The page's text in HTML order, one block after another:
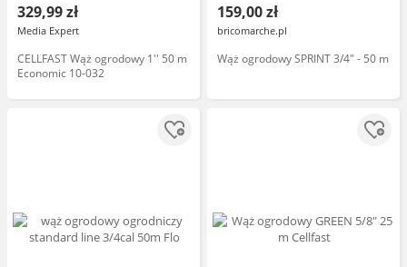
329,99 zł
Media Expert
CELLFAST Wąż ogrodowy 1'' 50 m
Economic 10-032
159,00 zł
bricomarche.pl
Wąż ogrodowy SPRINT 3/4" - 50 m